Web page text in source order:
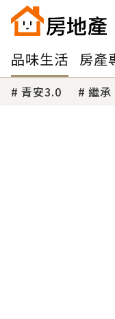
品味生活 房產
青安3.0 繼承